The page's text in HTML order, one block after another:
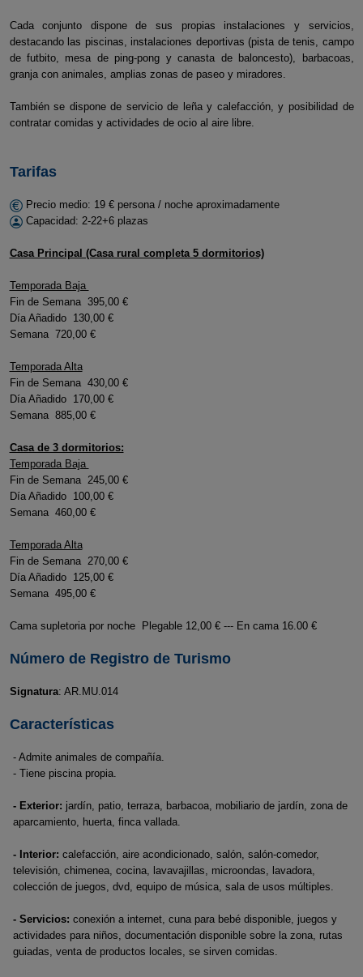
Cada conjunto dispone de sus propias instalaciones y servicios,
destacando las piscinas, instalaciones deportivas (pista de tenis, campo
de futbito, mesa de ping-pong y canasta de baloncesto), barbacoas,
granja con animales, amplias zonas de paseo y miradores.
También se dispone de servicio de leña y calefacción, y posibilidad de
contratar comidas y actividades de ocio al aire libre.
Tarifas
Precio medio: 19 € persona / noche aproximadamente
Capacidad: 2-22+6 plazas
Casa Principal (Casa rural completa 5 dormitorios)
Temporada Baja
Fin de Semana 395,00 €
Día Añadido 130,00 €
Semana 720,00 €
Temporada Alta
Fin de Semana 430,00 €
Día Añadido 170,00 €
Semana 885,00 €
Casa de 3 dormitorios:
Temporada Baja
Fin de Semana 245,00 €
Día Añadido 100,00 €
Semana 460,00 €
Temporada Alta
Fin de Semana 270,00 €
Día Añadido 125,00 €
Semana 495,00 €
Cama supletoria por noche Plegable 12,00 € --- En cama 16.00 €
Número de Registro de Turismo
Signatura: AR.MU.014
Características
- Admite animales de compañía.
- Tiene piscina propia.
- Exterior: jardín, patio, terraza, barbacoa, mobiliario de jardín, zona de
aparcamiento, huerta, finca vallada.
- Interior: calefacción, aire acondicionado, salón, salón-comedor,
televisión, chimenea, cocina, lavavajillas, microondas, lavadora,
colección de juegos, dvd, equipo de música, sala de usos múltiples.
- Servicios: conexión a internet, cuna para bebé disponible, juegos y
actividades para niños, documentación disponible sobre la zona, rutas
guiadas, venta de productos locales, se sirven comidas.